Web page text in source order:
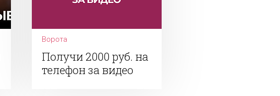
Ворота
Получи 2000 руб. на
телефон за видео